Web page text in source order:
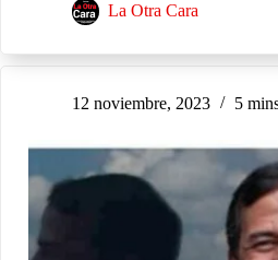
La Otra Cara
12 noviembre, 2023 5